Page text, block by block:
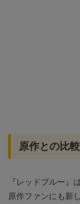
原作との比
『レッドブルー』
原作ファンにも新